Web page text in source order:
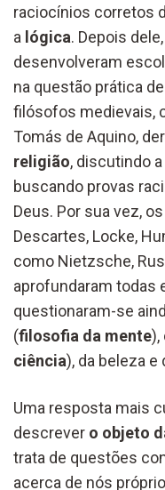
raciocínios corretos
a lógica. Depois
desenvolveram
na questão prática
filósofos medievais,
Tomás de Aquino,
religião, discutindo
buscando provas
Deus. Por sua vez,
Descartes, Locke,
como Nietzsche,
aprofundaram todas
questionaram-se
(filosofia da mente),
ciência), da beleza e
Uma resposta mais
descrever o objeto
trata de questões
acerca de nós